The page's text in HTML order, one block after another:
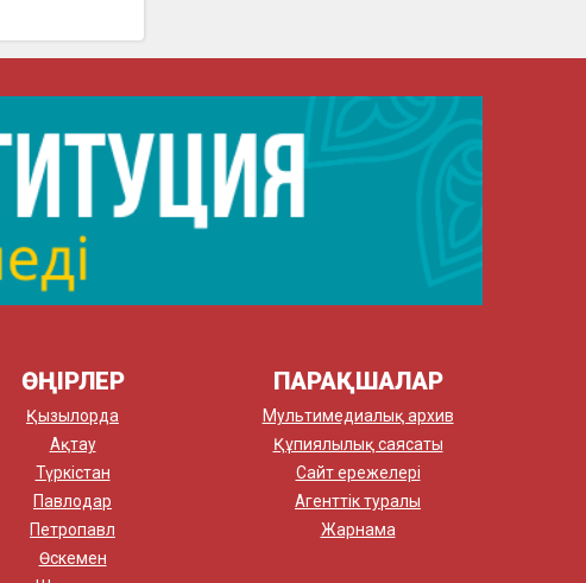
ӨҢІРЛЕР
Қызылорда
Ақтау
Түркістан
Павлодар
Петропавл
Өскемен
ПАРАҚШАЛАР
Мультимедиалық архив
Құпиялылық саясаты
Сайт ережелері
Агенттік туралы
Жарнама